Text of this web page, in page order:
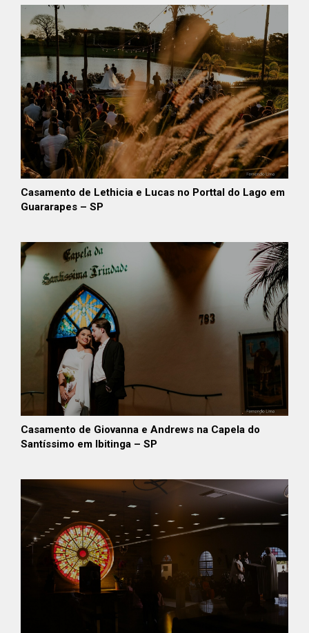
Casamento de Lethicia e Lucas no Porttal do Lago em
Guararapes – SP
Casamento de Giovanna e Andrews na Capela do
Santíssimo em Ibitinga – SP